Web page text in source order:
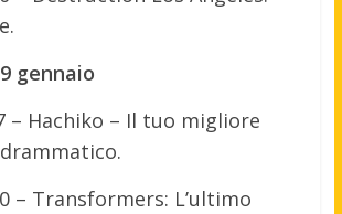
gennaio
– Hachiko – Il tuo migliore
– Transformers: L’ultimo